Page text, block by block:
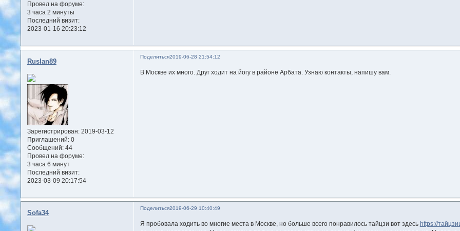
Провел на форуме:
3 часа 2 минуты
Последний визит:
2023-01-16 20:23:12
Поделиться2019-06-28 21:54:12
Ruslan89
Зарегистрирован: 2019-03-12
Приглашений:0
Сообщений:44
Провел на форуме:
3 часа 6 минут
Последний визит:
2023-03-09 20:17:54
В Москве их много. Друг ходит на йогу в районе Арбата. Узнаю контакты, напишу вам.
Поделиться2019-06-29 10:40:49
Sofa34
Я пробовала ходить во многие места в Москве, но больше всего понравилось тайцзи вот здесь https://